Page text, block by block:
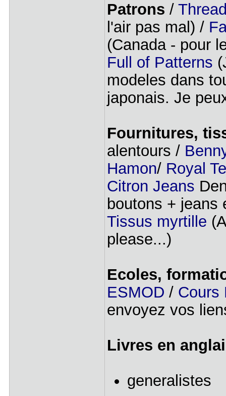
Patrons /
l'air pas mal) /
(Canada - pour
Full of Patterns
modeles dans
japonais. Je
Fournitures,
alentours /
Hamon/ Royal
Citron Jeans
boutons +
Tissus myrtille
please...)
Ecoles,
ESMOD / Cours
envoyez vos
Livres en
generalistes